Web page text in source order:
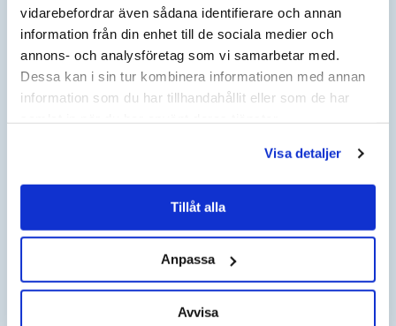
vidarebefordrar även sådana identifierare och annan
information från din enhet till de sociala medier och
annons- och analysföretag som vi samarbetar med.
Dessa kan i sin tur kombinera informationen med annan
information som du har tillhandahållit eller som de har
Visa detaljer
Tillåt alla
Anpassa
Avvisa
JÄMFÖRELSEÅR JÄMFÖRELSE KVARTAL
NYTT KONTRAKTSPRIS EFTER HÖJNING KOMMER ATT
HÄR KAN DU BERÄKNA
PRISFÖRÄNDRING I DITT AVTAL
ANGE NUVARANDE AVTALSBELOPP:
SEK
ÄNDRINGSPROCENT ENLIGT AVTAL: